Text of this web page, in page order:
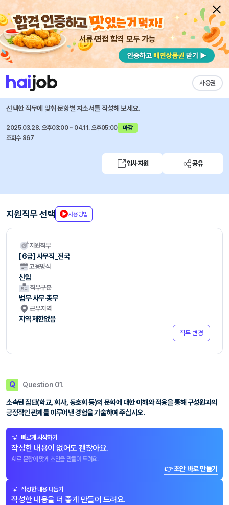
서류·면접 합격 모두 가능
사용권
채용공고 자소서 자유항목 자소서 내 작성목록
국민연금공단 즐겨찾기
2025년도 신입직원 공개채용 공고
선택한 직무에 맞춰 문항별 자소서를 작성해 보세요.
2025.03.28. 오후03:00 ~ 04.11. 오후05:00
마감
조회수 867
입사지원 공유
지원직무 선택 사용방법
지원직무
[6급] 사무직_전국
고용방식
신입
직무구분
법무·사무·총무
근무지역
지역 제한없음
직무 변경
Q Question 01.
소속된 집단(학교, 회사, 동호회 등)의 문화에 대한 이해와 적응을 통해 구성원과의
긍정적인 관계를 이루어낸 경험을 기술하여 주십시오.
빠르게 시작하기
작성한 내용이 없어도 괜찮아요.
AI로 문항에 맞게 초안을 만들어 드려요.
👉 초안 바로 만들기
작성한 내용 다듬기
작성한 내용을 더 좋게 만들어 드려요.